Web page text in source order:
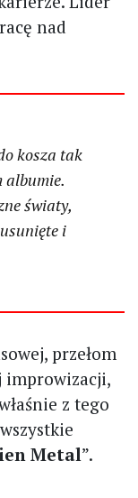
nad
kosza tak
albumie.
światy,
i
przełom
improwizacji,
z tego
Metal”.